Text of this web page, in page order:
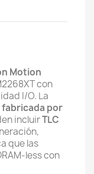
Motion
con
I/O. La
fabricada por
incluirTLC
que las
less con